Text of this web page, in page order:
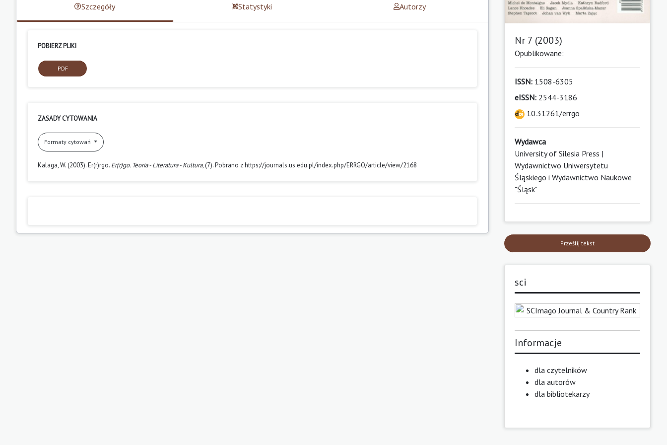
Szczegóły Statystyki Autorzy
POBIERZ PLIKI
PDF
ZASADY CYTOWANIA
Formaty cytowań
Kalaga, W. (2003). Er(r)rgo. Er(r)go. Teoria - Literatura - Kultura, (7). Pobrano z https://journals.us.edu.pl/index.php/ERRGO/article/view/2168
Nr 7 (2003)
Opublikowane:
ISSN:1508-6305
eISSN:2544-3186
10.31261/errgo
Wydawca
University of Silesia Press |
Wydawnictwo Uniwersytetu
Śląskiego i Wydawnictwo Naukowe
"Śląsk"
Prześlij tekst
sci
Informacje
dla czytelników
dla autorów
dla bibliotekarzy